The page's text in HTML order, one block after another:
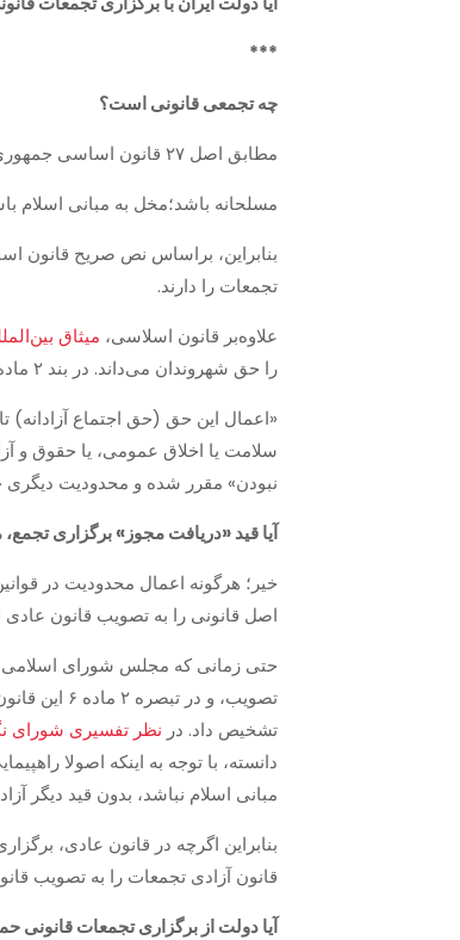
***
چه تجمعی قانونی است؟
مطابق اصل ۲۷ قانون اساسی جمهوری اسلامی، برگزاری تجمعات، قانونی و آزاد است مگر اینکه:
مسلحانه باشد؛مخل به مبانی اسلام
بنابراین، براساس نص صریح قانون
تجمعات را دارند.
علاوه‌بر قانون اسلاسی، میثاق
را حق شهروندان می‌داند. در بند ۲ ماده ۲۲ این میثاق‌نامه بین‌المللی آمده:
«اعمال این حق (حق اجتماع آزادانه)
سلامت یا اخلاق عمومی‌، یا حقوق و
نبودن» مقرر شده و محدودیت دیگری
آیا قید «دریافت مجوز» برگزاری
خیر؛ هرگونه اعمال محدودیت در
اصل قانونی را به تصویب قانون
حتی زمانی که مجلس شورای اسلامی در
تشخیص داد. در نظر تفسیری شورای
مبانی اسلام نباشد، بدون قيد دیگر
بنابراین اگرچه در قانون عادی،
قانون آزادی تجمعات را به تصویب
آیا دولت از برگزاری تجمعات قانونی